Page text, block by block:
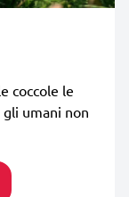
coccole le
umani non